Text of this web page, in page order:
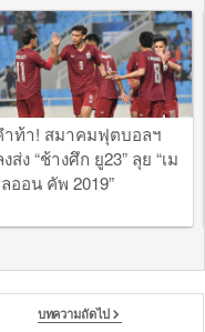
ำท้า! สมาคมฟุตบอลฯ
ส่ง “ช้างศึก ยู23” ลุย “เม
ออน คัพ 2019”
บทความถัดไป